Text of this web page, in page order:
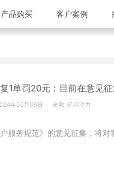
产品购买 客户案例
1单罚20元：目前在意见
年02月05日 来源: 亿邦动力
服务规范》的意见征集，将